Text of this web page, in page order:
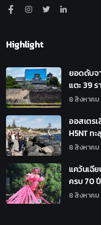
Highlight
ยอดดับจา
แตะ 39 ร
8 สิงหาคม
ออสเตร
H5N1’
8 สิงหาคม
แคว้นเฉี
ครบ 70 ปี
8 สิงหาคม